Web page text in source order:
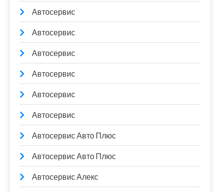
Автосервис
Автосервис
Автосервис
Автосервис
Автосервис
Автосервис
Автосервис Авто Плюс
Автосервис Авто Плюс
Автосервис Алекс